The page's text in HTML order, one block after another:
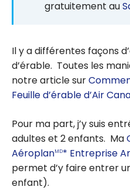
gratuitement au
Il y a différentes façons
d’érable. Toutes les
notre article sur
Feuille d’érable d’Air
Pour ma part, j’y suis
adultes et 2 enfants. Ma
AéroplanMD* Entreprise
permet d’y faire entrer
enfant).